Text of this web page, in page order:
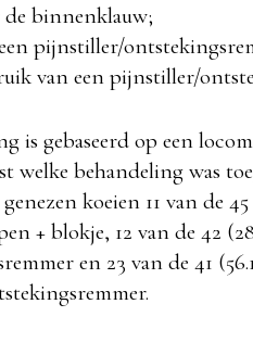
binnenklauw;
pijnstiller/
van een pijnstiller/
is gebaseerd op een
welke behandeling was
koeien 11 van de
+ blokje, 12 van de 42
en 23 van de 41